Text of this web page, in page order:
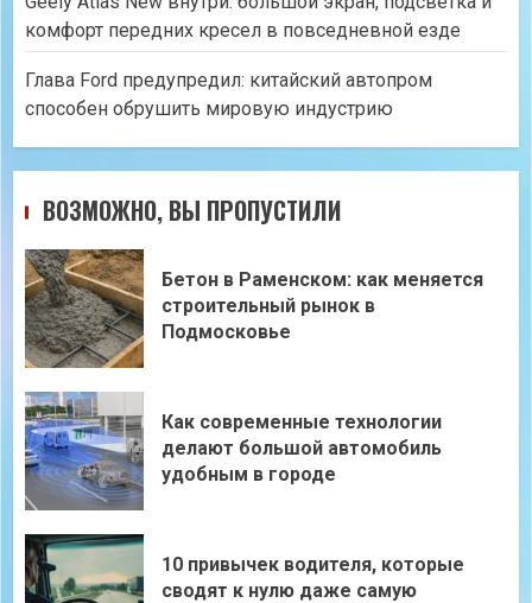
комфорт передних кресел в повседневной езде
Глава Ford предупредил: китайский автопром
способен обрушить мировую индустрию
ВОЗМОЖНО, ВЫ ПРОПУСТИЛИ
Бетон в Раменском: как меняется
строительный рынок в
Подмосковье
Как современные технологии
делают большой автомобиль
удобным в городе
10 привычек водителя, которые
сводят к нулю даже самую